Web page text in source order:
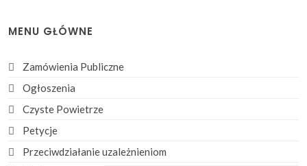
MENU GŁÓWNE
Zamówienia Publiczne
Ogłoszenia
Czyste Powietrze
Petycje
Przeciwdziałanie uzależnieniom